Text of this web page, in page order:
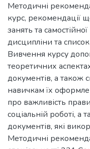
Методичні
курс, рекомендації
занять та
дисципліни та
Вивчення курсу
теоретичних
документів, а також
навичкам їх
про важливість
соціальній роботі, а
документів, які
Методичні